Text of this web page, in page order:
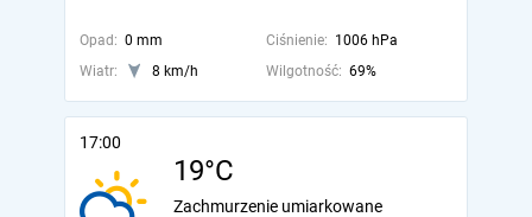
Opad: 0 mm Ciśnienie: 1006 hPa
Wiatr:
8 km/h Wilgotność: 69%
17:00
19°C
Zachmurzenie umiarkowane